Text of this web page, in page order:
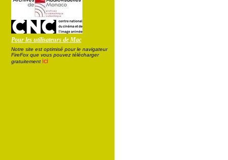
Pour les utilisateurs de Mac
Notre site est optimisé pour le navigateur
FireFox que vous pouvez télécharger
gratuitement ici